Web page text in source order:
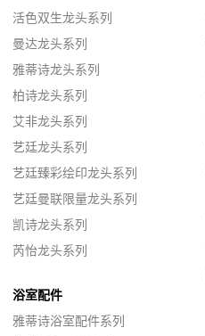
活色双生龙头系列
曼达龙头系列
雅蒂诗龙头系列
柏诗龙头系列
艾非龙头系列
艺廷龙头系列
艺廷臻彩绘印龙头系列
艺廷曼联限量龙头系列
凯诗龙头系列
芮怡龙头系列
浴室配件
雅蒂诗浴室配件系列